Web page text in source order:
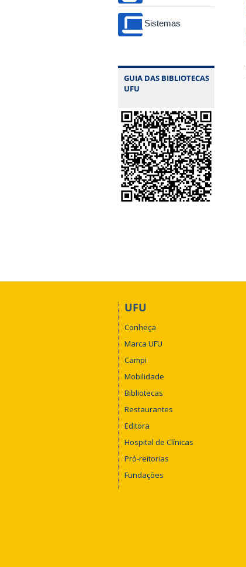
Sistemas
GUIA DAS BIBLIOTECAS
UFU
UFU
Conheça
Marca UFU
Campi
Mobilidade
Bibliotecas
Restaurantes
Editora
Hospital de Clínicas
Pró-reitorias
Fundações